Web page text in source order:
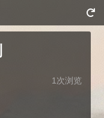
1次浏览